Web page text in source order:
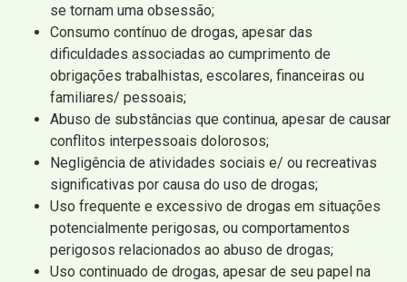
se tornam uma obsessão;
Consumo contínuo de drogas, apesar das
dificuldades associadas ao cumprimento de
obrigações trabalhistas, escolares, financeiras ou
familiares/ pessoais;
Abuso de substâncias que continua, apesar de causar
conflitos interpessoais dolorosos;
Negligência de atividades sociais e/ ou recreativas
significativas por causa do uso de drogas;
Uso frequente e excessivo de drogas em situações
potencialmente perigosas, ou comportamentos
perigosos relacionados ao abuso de drogas;
Uso continuado de drogas, apesar de seu papel na